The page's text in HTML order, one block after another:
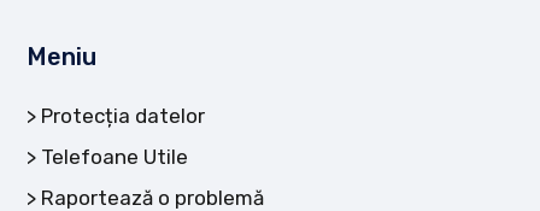
Meniu
Protecția datelor
Telefoane Utile
Raportează o problemă